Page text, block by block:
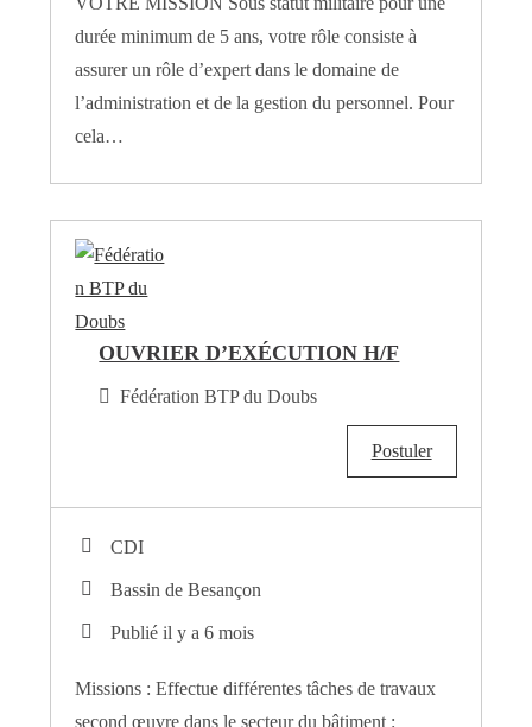
durée minimum de 5 ans, votre rôle consiste à
assurer un rôle d’expert dans le domaine de
l’administration et de la gestion du personnel. Pour
cela…
OUVRIER D’EXÉCUTION H/F
Fédération BTP du Doubs
Postuler
CDI
Bassin de Besançon
Publié il y a 6 mois
Missions : Effectue différentes tâches de travaux
second œuvre dans le secteur du bâtiment :